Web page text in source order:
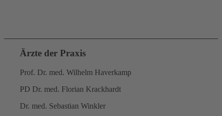
Ärzte der Praxis
Prof. Dr. med. Wilhelm Haverkamp
PD Dr. med. Florian Krackhardt
Dr. med. Sebastian Winkler